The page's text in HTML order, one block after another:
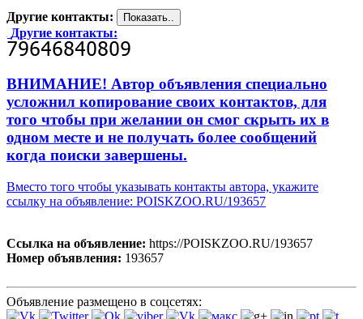
Другие контакты:
Другие контакты:
ВНИМАНИЕ! Автор объявления специально
усложнил копирование своих контактов, для
того чтобы при желании он смог скрыть их в
одном месте и не получать более сообщений
когда поиски завершены.
Вместо того чтобы указывать контакты автора, укажите
ссылку на объявление: POISKZOO.RU/193657
Ссылка на объявление: https://POISKZOO.RU/193657
Номер объявления: 193657
Объявление размещено в соцсетях: